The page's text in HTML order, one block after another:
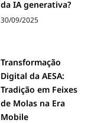
da IA generativa?
30/09/2025
Transformação
Digital da AESA:
Tradição em Feixes
de Molas na Era
Mobile